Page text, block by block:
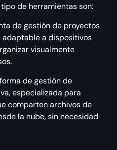
de herramientas son:
de gestión de proyectos
adaptable a dispositivos
visualmente
de gestión de
especializada para
comparten archivos de
la nube, sin necesidad